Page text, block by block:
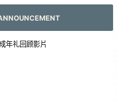
年礼回顾影片